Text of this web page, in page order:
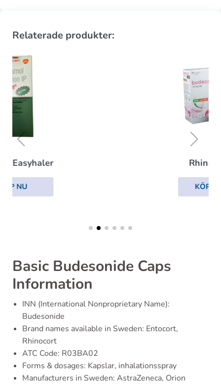
Relaterade produkter:
Basic Budesonide Caps
Information
INN (International Nonproprietary Name):
Budesonide
Brand names available in Sweden: Entocort,
Rhinocort
ATC Code: R03BA02
Forms & dosages: Kapslar, inhalationsspray
Manufacturers in Sweden: AstraZeneca, Orion